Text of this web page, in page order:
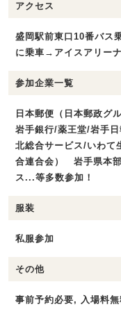
アクセス
盛岡駅前東口10番バス
に乗車→アイスアリー
参加企業一覧
日本郵便（日本郵政グ
岩手銀行/薬王堂/岩手
北総合サービス/いわて
合連合会） 岩手県本
ス...等多数参加！
服装
私服参加
その他
事前予約必要, 入場料